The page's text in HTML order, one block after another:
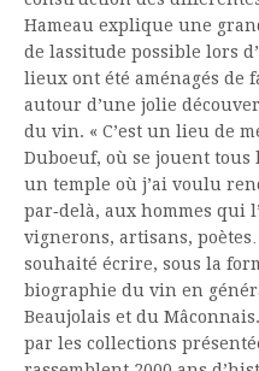
Hameau explique une
de lassitude possible lors
lieux ont été aménagés de
autour d’une jolie
du vin. « C’est un lieu de
Duboeuf, où se jouent tous
un temple où j’ai voulu
par‐delà, aux hommes qui
vignerons, artisans,
souhaité écrire, sous la
biographie du vin en
Beaujolais et du
par les collections